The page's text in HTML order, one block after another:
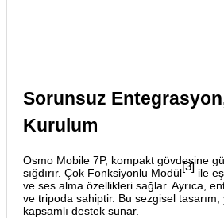
Sorunsuz
Kurulum
Osmo Mobile 7P, kompakt gövdesine
sığdırır. Çok Fonksiyonlu Modül[3] ile
ve ses alma özellikleri sağlar. Ayrıca,
ve tripoda sahiptir. Bu sezgisel tasarım,
kapsamlı destek sunar.